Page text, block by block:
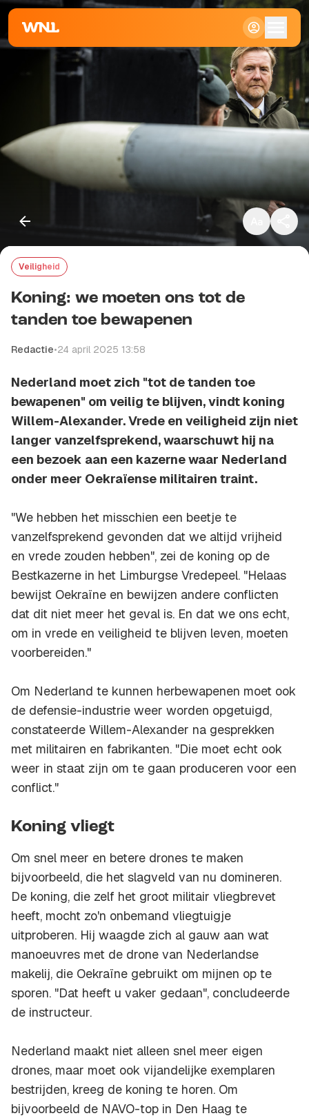
Standaard
Groot
Veiligheid
Koning: we moeten ons tot de
tanden toe bewapenen
Redactie•24 april 2025 13:58
Nederland moet zich "tot de tanden toe
bewapenen" om veilig te blijven, vindt koning
Willem-Alexander. Vrede en veiligheid zijn niet
langer vanzelfsprekend, waarschuwt hij na
een bezoek aan een kazerne waar Nederland
onder meer Oekraïense militairen traint.
"We hebben het misschien een beetje te
vanzelfsprekend gevonden dat we altijd vrijheid
en vrede zouden hebben", zei de koning op de
Bestkazerne in het Limburgse Vredepeel. "Helaas
bewijst Oekraïne en bewijzen andere conflicten
dat dit niet meer het geval is. En dat we ons echt,
om in vrede en veiligheid te blijven leven, moeten
voorbereiden."
Om Nederland te kunnen herbewapenen moet ook
de defensie-industrie weer worden opgetuigd,
constateerde Willem-Alexander na gesprekken
met militairen en fabrikanten. "Die moet echt ook
weer in staat zijn om te gaan produceren voor een
conflict."
Koning vliegt
Om snel meer en betere drones te maken
bijvoorbeeld, die het slagveld van nu domineren.
De koning, die zelf het groot militair vliegbrevet
heeft, mocht zo'n onbemand vliegtuigje
uitproberen. Hij waagde zich al gauw aan wat
manoeuvres met de drone van Nederlandse
makelij, die Oekraïne gebruikt om mijnen op te
sporen. "Dat heeft u vaker gedaan", concludeerde
de instructeur.
Nederland maakt niet alleen snel meer eigen
drones, maar moet ook vijandelijke exemplaren
bestrijden, kreeg de koning te horen. Om
bijvoorbeeld de NAVO-top in Den Haag te